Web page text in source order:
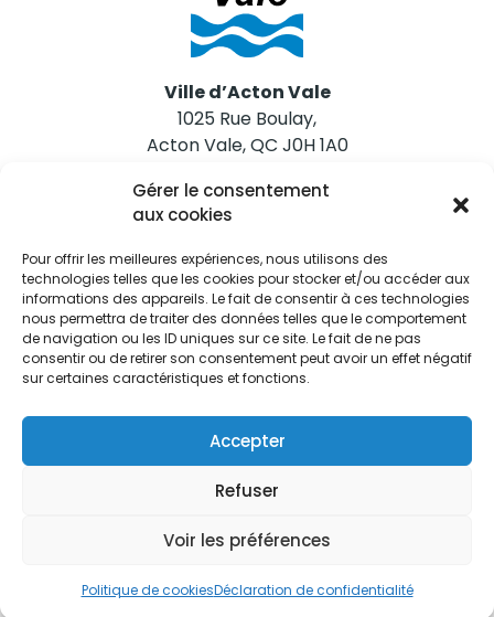
Gérer le consentement
aux cookies
Pour offrir les meilleures expériences, nous utilisons des
technologies telles que les cookies pour stocker et/ou accéder aux
informations des appareils. Le fait de consentir à ces technologies
nous permettra de traiter des données telles que le comportement
de navigation ou les ID uniques sur ce site. Le fait de ne pas
consentir ou de retirer son consentement peut avoir un effet négatif
sur certaines caractéristiques et fonctions.
Accepter
Refuser
Voir les préférences
Politique de cookiesDéclaration de confidentialité
Ville d’Acton Vale
1025 Rue Boulay,
Acton Vale, QC J0H 1A0
Nous joindre
Restez informés
Abonnez-vous aux alertes municipales
Je m'abonne
Ville d’Acton Vale © Tous droits réservés |Politique de